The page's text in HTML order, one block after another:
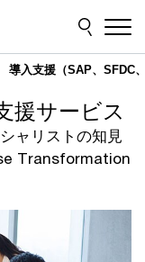
導入支援（SAP、SFDC
ャリストの知見
Transformation
援サービス